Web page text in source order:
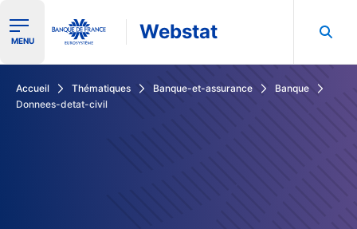
Ouvrir le menu de navigation
MENU Webstat
Accueil Thématiques Banque-et-assurance
Banque
Donnees-detat-civil